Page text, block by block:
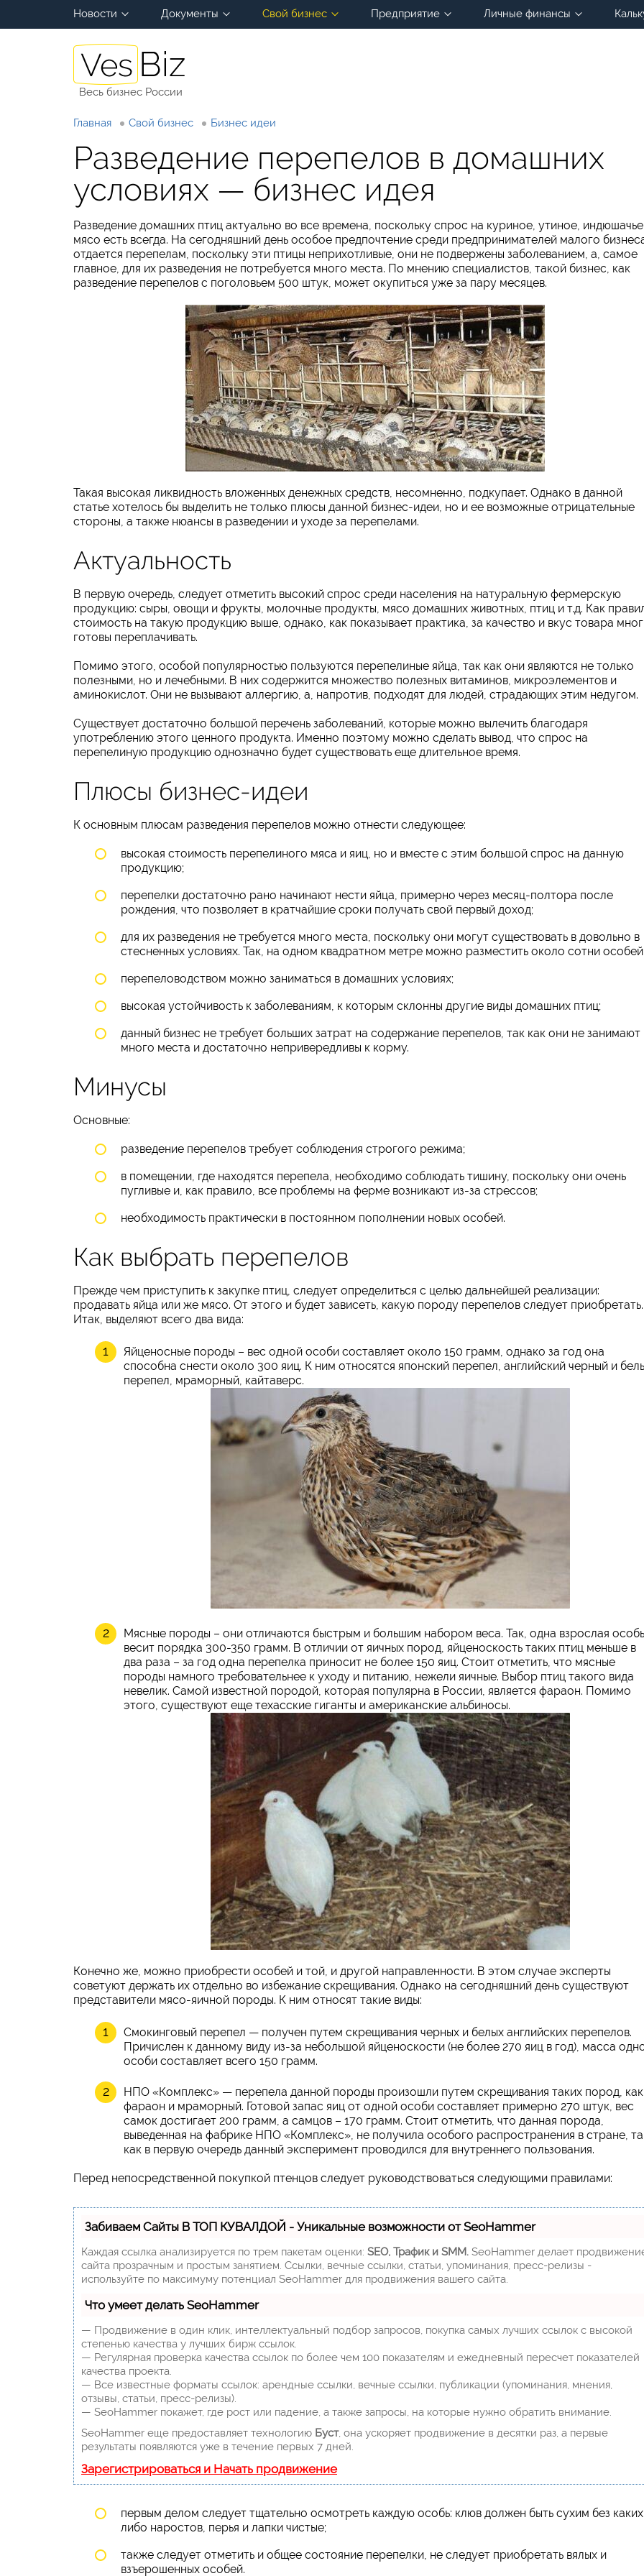
Новости Документы Свой бизнес Предприятие Личные финансы
Весь бизнес России
Главная Свой бизнес Бизнес идеи
Разведение перепелов в домашних
условиях — бизнес идея
Разведение домашних птиц актуально во все времена, поскольку спрос на куриное, утиное, индюшачье
мясо есть всегда. На сегодняшний день особое предпочтение среди предпринимателей малого
отдается перепелам, поскольку эти птицы неприхотливые, они не подвержены заболеванием, а, самое
главное, для их разведения не потребуется много места. По мнению специалистов, такой бизнес, как
разведение перепелов с поголовьем 500 штук, может окупиться уже за пару месяцев.
Такая высокая ликвидность вложенных денежных средств, несомненно, подкупает. Однако в данной
статье хотелось бы выделить не только плюсы данной бизнес-идеи, но и ее возможные отрицательные
стороны, а также нюансы в разведении и уходе за перепелами.
Актуальность
В первую очередь, следует отметить высокий спрос среди населения на натуральную фермерскую
продукцию: сыры, овощи и фрукты, молочные продукты, мясо домашних животных, птиц и т.д. Как
стоимость на такую продукцию выше, однако, как показывает практика, за качество и вкус товара
готовы переплачивать.
Помимо этого, особой популярностью пользуются перепелиные яйца, так как они являются не только
полезными, но и лечебными. В них содержится множество полезных витаминов, микроэлементов и
аминокислот. Они не вызывают аллергию, а, напротив, подходят для людей, страдающих этим недугом.
Существует достаточно большой перечень заболеваний, которые можно вылечить благодаря
употреблению этого ценного продукта. Именно поэтому можно сделать вывод, что спрос на
перепелиную продукцию однозначно будет существовать еще длительное время.
Плюсы бизнес-идеи
К основным плюсам разведения перепелов можно отнести следующее:
высокая стоимость перепелиного мяса и яиц, но и вместе с этим большой спрос на данную
продукцию;
перепелки достаточно рано начинают нести яйца, примерно через месяц-полтора после
рождения, что позволяет в кратчайшие сроки получать свой первый доход;
для их разведения не требуется много места, поскольку они могут существовать в довольно в
стесненных условиях. Так, на одном квадратном метре можно разместить около сотни
перепеловодством можно заниматься в домашних условиях;
высокая устойчивость к заболеваниям, к которым склонны другие виды домашних птиц;
данный бизнес не требует больших затрат на содержание перепелов, так как они не занимают
много места и достаточно непривередливы к корму.
Минусы
Основные:
разведение перепелов требует соблюдения строгого режима;
в помещении, где находятся перепела, необходимо соблюдать тишину, поскольку они очень
пугливые и, как правило, все проблемы на ферме возникают из-за стрессов;
необходимость практически в постоянном пополнении новых особей.
Как выбрать перепелов
Прежде чем приступить к закупке птиц, следует определиться с целью дальнейшей реализации:
продавать яйца или же мясо. От этого и будет зависеть, какую породу перепелов следует приобретать.
Итак, выделяют всего два вида:
Яйценосные породы – вес одной особи составляет около 150 грамм, однако за год она
способна снести около 300 яиц. К ним относятся японский перепел, английский черный и
перепел, мраморный, кайтаверс.
Мясные породы – они отличаются быстрым и большим набором веса. Так, одна взрослая особь
весит порядка 300-350 грамм. В отличии от яичных пород, яйценоскость таких птиц меньше в
два раза – за год одна перепелка приносит не более 150 яиц. Стоит отметить, что мясные
породы намного требовательнее к уходу и питанию, нежели яичные. Выбор птиц такого вида
невелик. Самой известной породой, которая популярна в России, является фараон. Помимо
этого, существуют еще техасские гиганты и американские альбиносы.
Конечно же, можно приобрести особей и той, и другой направленности. В этом случае эксперты
советуют держать их отдельно во избежание скрещивания. Однако на сегодняшний день существуют
представители мясо-яичной породы. К ним относят такие виды:
Смокинговый перепел — получен путем скрещивания черных и белых английских перепелов.
Причислен к данному виду из-за небольшой яйценоскости (не более 270 яиц в год), масса
особи составляет всего 150 грамм.
НПО «Комплекс» — перепела данной породы произошли путем скрещивания таких пород, как
фараон и мраморный. Готовой запас яиц от одной особи составляет примерно 270 штук, вес
самок достигает 200 грамм, а самцов – 170 грамм. Стоит отметить, что данная порода,
выведенная на фабрике НПО «Комплекс», не получила особого распространения в стране,
как в первую очередь данный эксперимент проводился для внутреннего пользования.
Перед непосредственной покупкой птенцов следует руководствоваться следующими правилами:
Забиваем Сайты В ТОП КУВАЛДОЙ - Уникальные возможности от SeoHammer
Каждая ссылка анализируется по трем пакетам оценки: SEO, Трафик и SMM. SeoHammer делает
сайта прозрачным и простым занятием. Ссылки, вечные ссылки, статьи, упоминания, пресс-релизы -
используйте по максимуму потенциал SeoHammer для продвижения вашего сайта.
Что умеет делать SeoHammer
— Продвижение в один клик, интеллектуальный подбор запросов, покупка самых лучших ссылок с высокой
степенью качества у лучших бирж ссылок.
— Регулярная проверка качества ссылок по более чем 100 показателям и ежедневный пересчет показателей
качества проекта.
— Все известные форматы ссылок: арендные ссылки, вечные ссылки, публикации (упоминания, мнения,
отзывы, статьи, пресс-релизы).
— SeoHammer покажет, где рост или падение, а также запросы, на которые нужно обратить внимание.
SeoHammer еще предоставляет технологию Буст, она ускоряет продвижение в десятки раз, а первые
результаты появляются уже в течение первых 7 дней.
Зарегистрироваться и Начать продвижение
первым делом следует тщательно осмотреть каждую особь: клюв должен быть сухим без
либо наростов, перья и лапки чистые;
также следует отметить и общее состояние перепелки, не следует приобретать вялых и
взъерошенных особей.